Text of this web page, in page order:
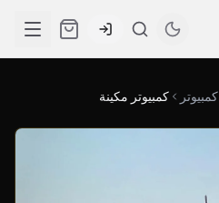
كمبيوتر كمبيوتر مكينة